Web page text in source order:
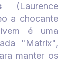
(Laurence
a chocante
é uma
"Matrix",
manter os